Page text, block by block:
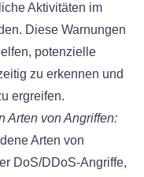
Aktivitäten im
Diese Warnungen
potenzielle
zu erkennen und
ergreifen.
Arten von Angriffen:
Arten von
DoS/DDoS-Angriffe,